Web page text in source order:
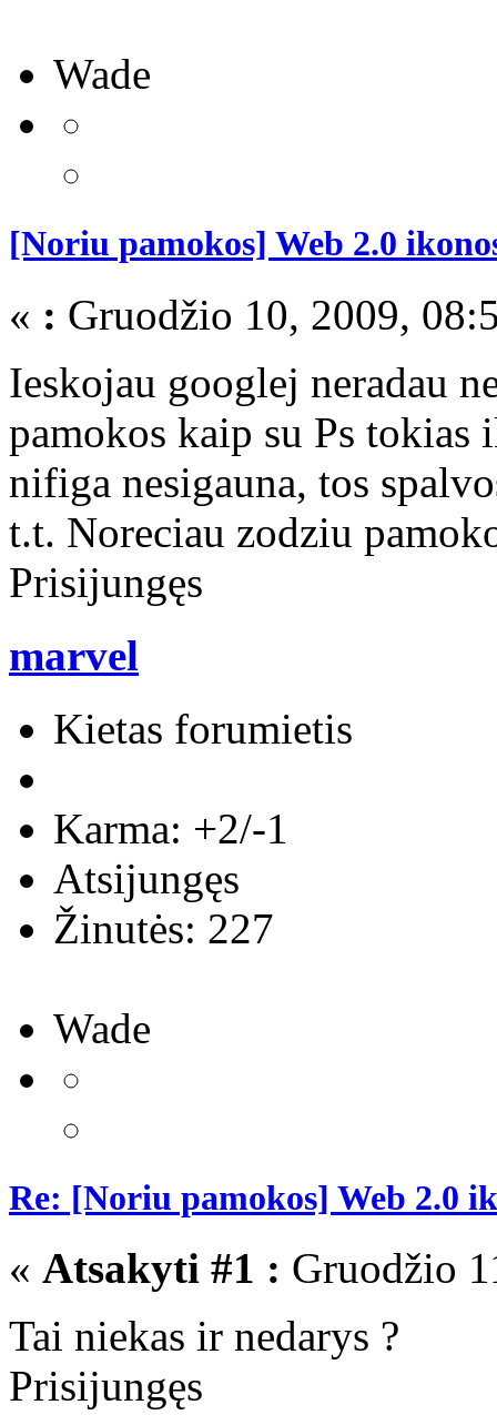
Wade
[Noriu pamokos] Web 2.0
« : Gruodžio 10, 2009,
Ieskojau googlej neradau
pamokos kaip su Ps tokias
nifiga nesigauna, tos
t.t. Noreciau zodziu
Prisijungęs
marvel
Kietas forumietis
Karma: +2/-1
Atsijungęs
Žinutės: 227
Wade
Re: [Noriu pamokos] Web 2.0
« Atsakyti #1 : Gruodžio
Tai niekas ir nedarys ?
Prisijungęs